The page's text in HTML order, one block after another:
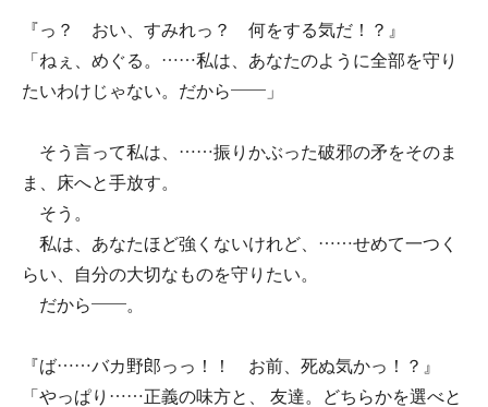
『っ？ おい、すみれっ？ 何をする気だ！？』
「ねぇ、めぐる。……私は、あなたのように全部を守り
たいわけじゃない。だから――」
そう言って私は、……振りかぶった破邪の矛をそのま
ま、床へと手放す。
そう。
私は、あなたほど強くないけれど、……せめて一つく
らい、自分の大切なものを守りたい。
だから――。
『ば……バカ野郎っっ！！ お前、死ぬ気かっ！？』
「やっぱり……正義の味方と、 友達。どちらかを選べと